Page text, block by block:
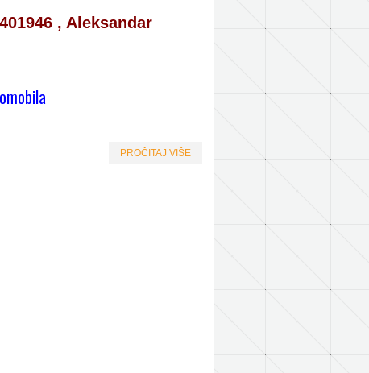
, Aleksandar
PROČITAJ VIŠE